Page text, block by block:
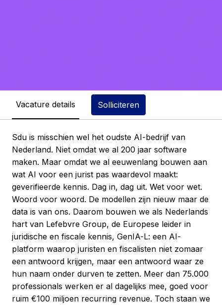
Vacature details Solliciteren
Sdu is misschien wel het oudste AI-bedrijf van
Nederland. Niet omdat we al 200 jaar software
maken. Maar omdat we al eeuwenlang bouwen aan
wat AI voor een jurist pas waardevol maakt:
geverifieerde kennis. Dag in, dag uit. Wet voor wet.
Woord voor woord. De modellen zijn nieuw maar de
data is van ons. Daarom bouwen we als Nederlands
hart van Lefebvre Group, de Europese leider in
juridische en fiscale kennis, GenIA-L: een AI-
platform waarop juristen en fiscalisten niet zomaar
een antwoord krijgen, maar een antwoord waar ze
hun naam onder durven te zetten. Meer dan 75.000
professionals werken er al dagelijks mee, goed voor
ruim €100 miljoen recurring revenue. Toch staan we